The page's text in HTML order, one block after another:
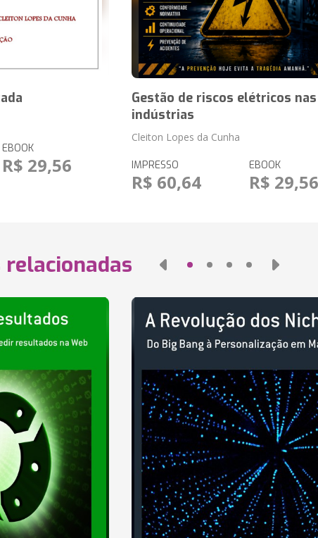
EBOOK
R$ 29,56
Gestão de riscos elétricos nas
indústrias
Cleiton Lopes da Cunha
IMPRESSO
R$ 60,64
EBOOK
R$ 29,56
relacionadas